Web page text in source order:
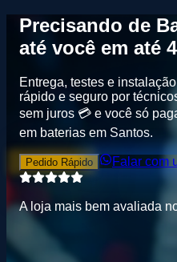
Precisando de
até você em até
Entrega, testes e
rápido e seguro por
sem juros 💳 e você só
em baterias em Santos.
Pedido Rápido Falar com
A loja mais bem avaliada